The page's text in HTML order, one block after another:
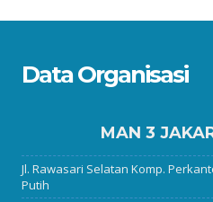
Data Organisasi
MAN 3
Jl. Rawasari Selatan Komp.
Putih